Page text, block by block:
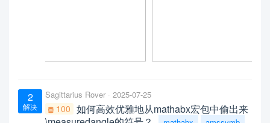
2
解决
Sagittarius Rover 2025-07-25
100 如何高效优雅地从mathabx宏包中偷出来